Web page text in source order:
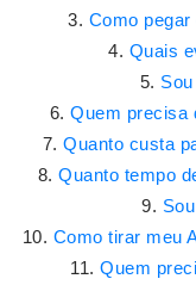
Como
Quais
Quem precisa
Quanto custa
Quanto tempo
Como tirar meu
Quem